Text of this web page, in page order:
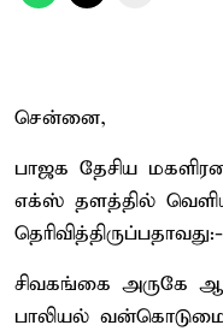
சென்னை,
பாஜக தேசிய
எக்ஸ் தளத்தில்
தெரிவித்திருப்பதாவது:-
சிவகங்கை அருகே
பாலியல்